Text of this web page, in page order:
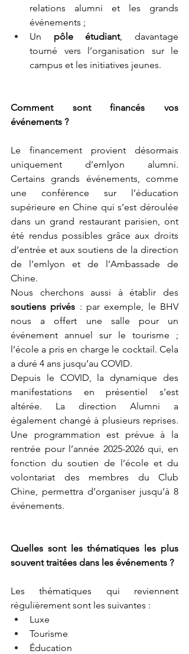
relations alumni et les grands
événements ;
Un pôle étudiant, davantage
tourné vers l’organisation sur le
campus et les initiatives jeunes.
Comment sont financés
vos
événements ?
Le financement provient désormais
uniquement
d’emlyon alumni.
Certains
grands événements, comme
une conférence sur l’éducation
supérieure en Chine qui s’est déroulée
dans un grand restaurant parisien, ont
été rendus possibles grâce aux droits
d’entrée et aux soutiens de la direction
de l’emlyon et de l’Ambassade de
Chine.
soutiens privés : par exemple, le BHV
nous a offert une salle pour un
événement annuel
sur le tourisme ;
l’école a pris en charge le cocktail. Cela
a duré 4 ans jusqu’au COVID.
Depuis le COVID, la dynamique des
manifestations en présentiel s’est
altérée. La direction Alumni a
également changé à plusieurs reprises.
Une programmation est prévue à la
rentrée pour l’année 2025-2026 qui, en
fonction du soutien de l’école et du
volontariat des membres du Club
Chine, permettra d’organiser jusqu’à 8
événements.
Quelles sont les thématiques les plus
souvent traitées dans les événements ?
Les thématiques qui reviennent
régulièrement sont les suivantes :
Luxe
Tourisme
Éducation